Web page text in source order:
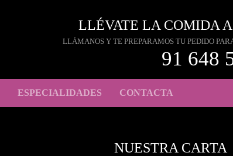
LLÉVATE LA COMIDA
LLÁMANOS Y TE PREPARAMOS TU PEDIDO
91 648
ESPECIALIDADES CONTACTA
NUESTRA CARTA